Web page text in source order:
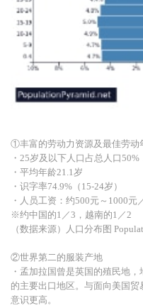
①丰富的劳动力资源及最佳劳动
・25岁及以下人口占总人口
・平均年龄21.1岁
・识字率74.9%（15-24岁）
・人员工资：约500元～1000元
※约中国的1／3，越南的1／2
（数据来源）人口分布图
②世界第二的服装产地
・孟加拉国曾是英国的殖民地
的主要出口地区。与面向美国
意识更高。